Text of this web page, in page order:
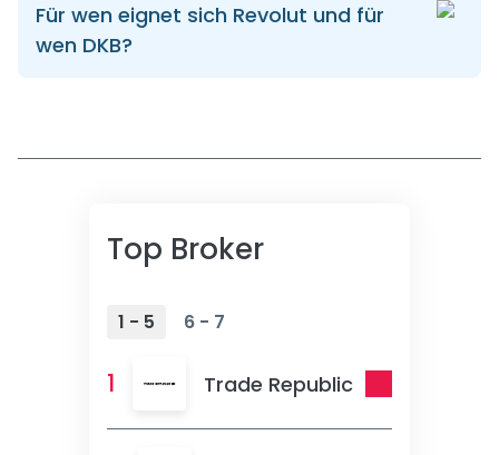
Für wen eignet sich Revolut und für
wen DKB?
Top Broker
1 - 5 6 - 7
1 Trade Republic